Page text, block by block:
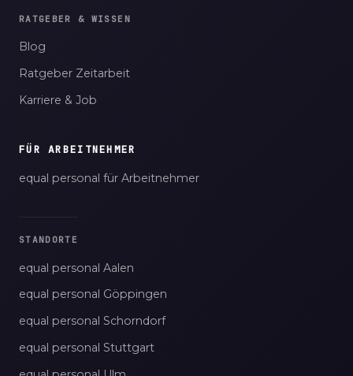
RATGEBER & WISSEN
Blog
Ratgeber Zeitarbeit
Karriere & Job
FÜR ARBEITNEHMER
equal personal für Arbeitnehmer
STANDORTE
equal personal Aalen
equal personal Göppingen
equal personal Schorndorf
equal personal Stuttgart